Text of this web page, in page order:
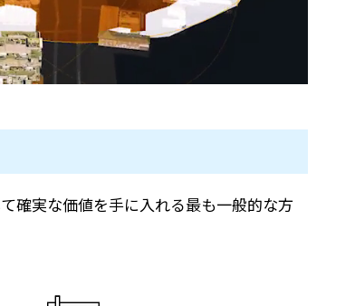
確実な価値を手に入れる最も一般的な方